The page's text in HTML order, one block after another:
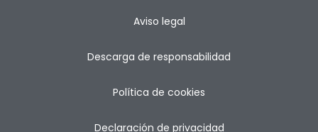
Aviso legal
Descarga de responsabilidad
Política de cookies
Declaración de privacidad